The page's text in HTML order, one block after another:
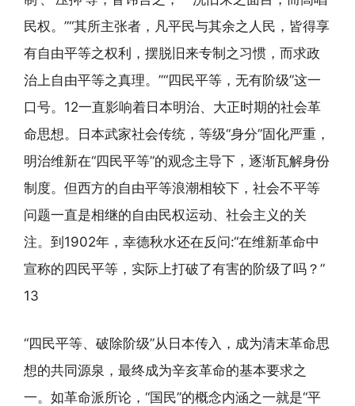
民权。”“其所主张者，凡平民与其余之人民，皆得享
有自由平等之权利，摆脱旧来专制之习惯，而求政
治上自由平等之真理。”“四民平等，无有阶级”这一
口号。12一直影响着日本明治、大正时期的社会革
命思想。日本武家社会传统，等级“身分”固化严重，
明治维新在“四民平等”的观念主导下，逐渐瓦解身份
制度。但西方的自由平等浪潮相较下，社会不平等
问题一直是相继的自由民权运动、社会主义的关
注。到1902年，幸德秋水还在反问:“在维新革命中
宣称的四民平等，实际上打破了有害的阶级了吗？”
13
“四民平等、破除阶级”从日本传入，成为清末革命思
想的共同源泉，最终成为辛亥革命的基本要求之
一。如革命派所论，“国民”的概念内涵之一就是“平